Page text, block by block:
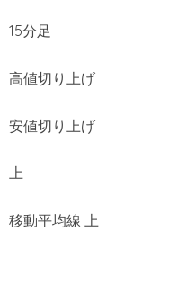
15分足
高値切り上げ
安値切り上げ
上
移動平均線 上